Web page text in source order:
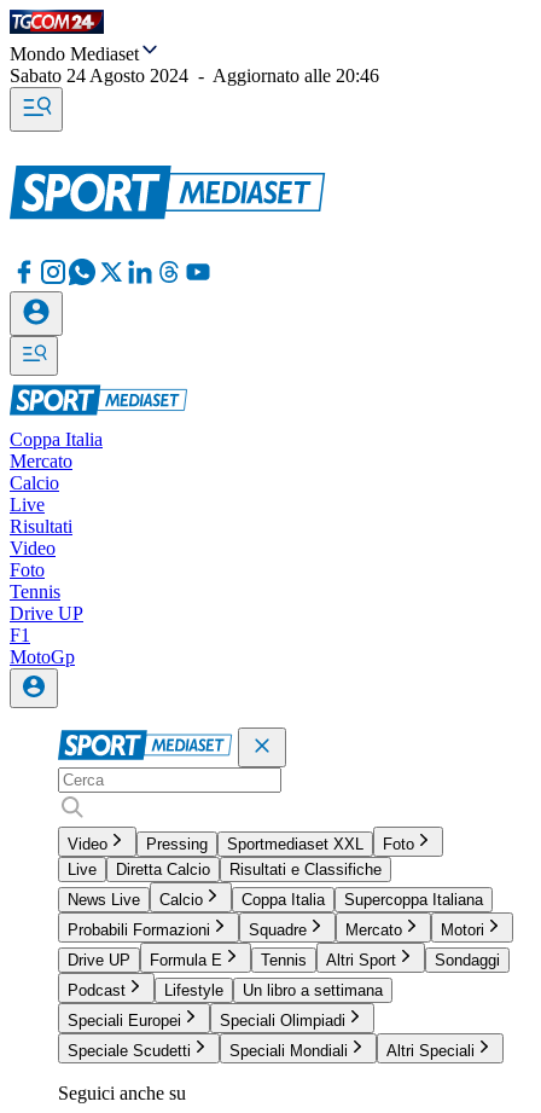
Mondo Mediaset
Sabato 24 Agosto 2024 - Aggiornato alle 20:46
Coppa Italia
Mercato
Calcio
Live
Risultati
Video
Foto
Tennis
Drive UP
F1
MotoGp
Video Pressing Sportmediaset XXL
Foto
Live
Diretta Calcio
Risultati e Classifiche
News Live
Calcio Coppa Italia
Supercoppa Italiana
Probabili Formazioni
Squadre Mercato
Motori
Drive UP
Formula E Tennis Altri Sport
Sondaggi
Podcast
Lifestyle
Un libro a settimana
Speciali Europei
Speciali Olimpiadi
Speciale Scudetti
Speciali Mondiali Altri Speciali
Seguici anche su